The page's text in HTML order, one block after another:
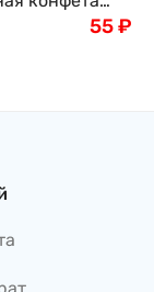
сидра,55₽